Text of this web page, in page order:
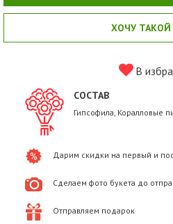
ХОЧУ ТАКОЙ
В
СОСТАВ
Гипсофила, Коралловые
Дарим скидки на первый и
Сделаем фото букета до
Отправляем подарок